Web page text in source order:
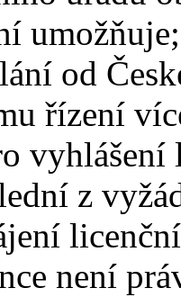
od
řízení
vyhlášení
z
není